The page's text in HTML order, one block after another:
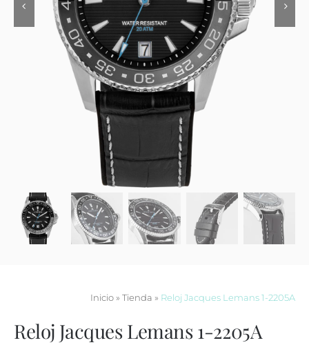
Contacto
Inicio» Tienda » Reloj Jacques Lemans 1-2205A
Reloj Jacques Lemans 1-2205A